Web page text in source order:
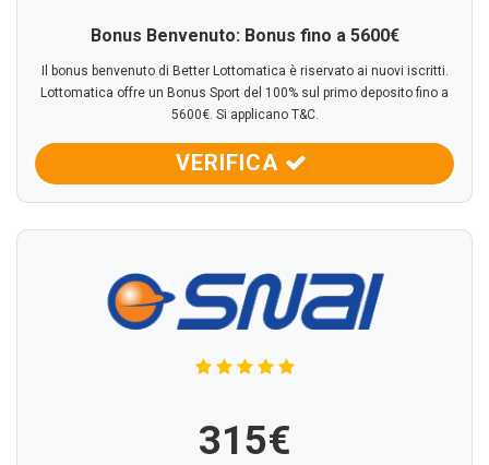
Bonus Benvenuto: Bonus fino a 5600€
Il bonus benvenuto di Better Lottomatica è riservato ai nuovi iscritti.
Lottomatica offre un Bonus Sport del 100% sul primo deposito fino a
5600€. Si applicano T&C.
VERIFICA
315€